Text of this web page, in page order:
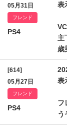
05月31日
フレンド
PS4
表
主
歳
[614]
05月27日
フレンド
PS4
表
フ
う